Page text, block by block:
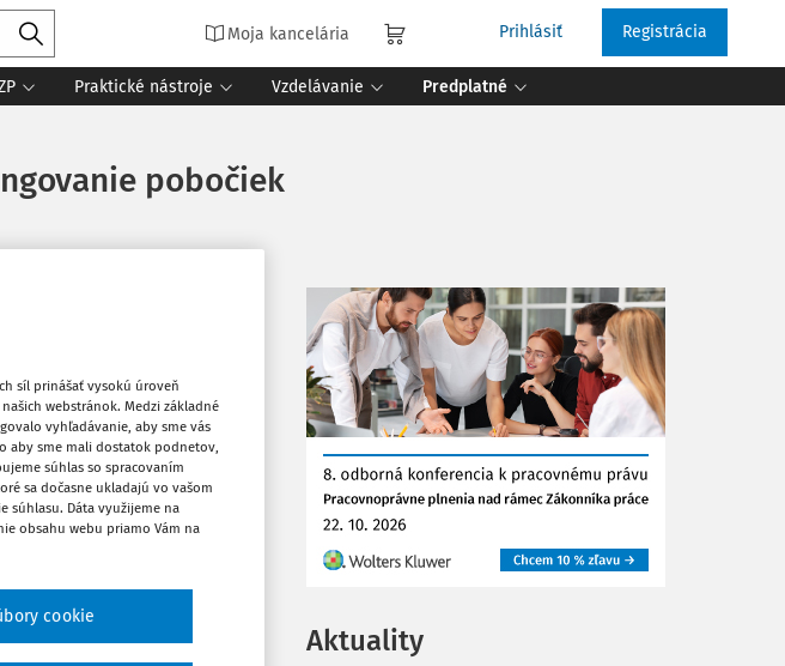
Moja kancelária Prihlásiť Registrácia
Praktické nástroje Vzdelávanie Predplatné
pobočiek
a
Obľúbené
Zdieľať
Aktuality
síl prinášať vysokú úroveň
webstránok. Medzi základné
vyhľadávanie, aby sme vás
aby sme mali dostatok podnetov,
súhlas so spracovaním
sa dočasne ukladajú vo vašom
súhlasu. Dáta využijeme na
obsahu webu priamo Vám na
cookie